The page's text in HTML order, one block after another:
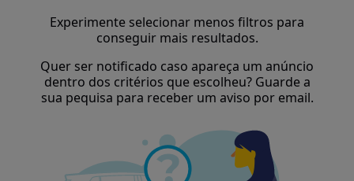
Experimente selecionar menos filtros para
conseguir mais resultados.
Quer ser notificado caso apareça um anúncio
dentro dos critérios que escolheu? Guarde a
sua pequisa para receber um aviso por email.